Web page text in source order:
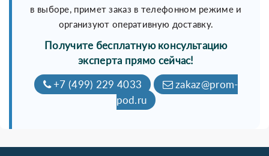
в выборе, примет заказ в телефонном режиме и
организуют оперативную доставку.
Получите бесплатную консультацию
эксперта прямо сейчас!
+7 (499) 229 4033
zakaz@prom-
pod.ru